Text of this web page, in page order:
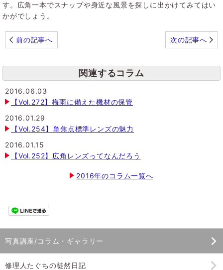
す。広角一本でスナップや身近な風景を探しに出かけてみてはい
かがでしょう。
前の記事へ 次の記事へ
関連するコラム
2016.06.03
【Vol.272】梅雨に備えた機材の保管
2016.01.29
【Vol.254】単焦点標準レンズの魅力
2016.01.15
【Vol.252】広角レンズってなんだろう
2016年のコラム一覧へ
写真講座/コラム・ギャラリー
修理人たぐちの徒然日記